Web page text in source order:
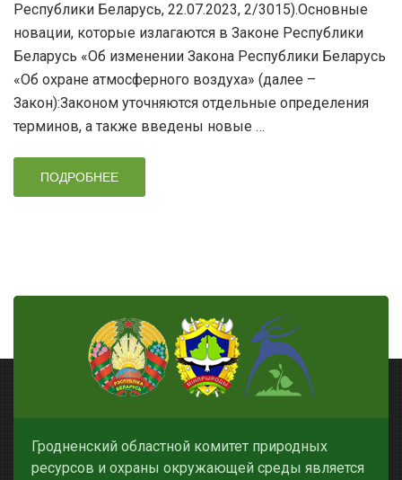
Республики Беларусь, 22.07.2023, 2/3015).Основные
новации, которые излагаются в Законе Республики
Беларусь «Об изменении Закона Республики Беларусь
«Об охране атмосферного воздуха» (далее –
Закон):Законом уточняются отдельные определения
терминов, а также введены новые …
ПОДРОБНЕЕ
Гродненский областной комитет природных
ресурсов и охраны окружающей среды является